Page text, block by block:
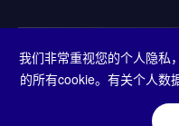
我们非常重视您的个人隐私
的所有cookie。有关个人数
Copyright © 2026
渝公网
渝ICP